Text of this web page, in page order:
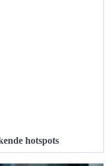
hotspots